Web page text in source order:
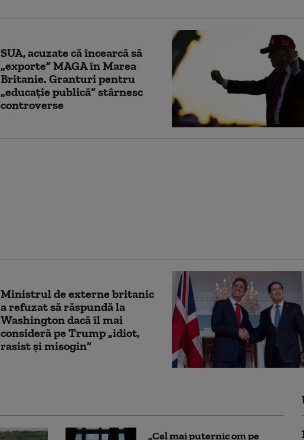
SUA, acuzate că încearcă să
„exporte” MAGA în Marea
Britanie. Granturi pentru
„educație publică” stârnesc
controverse
Ministrul de externe britanic
a refuzat să răspundă la
Washington dacă îl mai
consideră pe Trump „idiot,
rasist şi misogin”
„Cel mai puternic om pe